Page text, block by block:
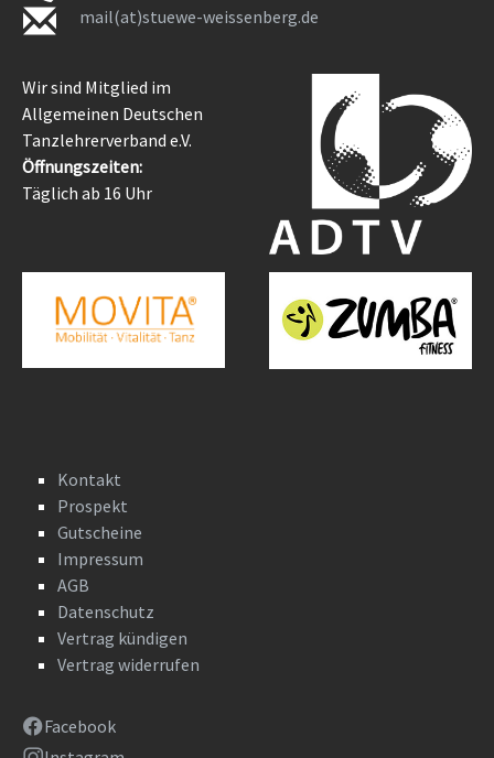
mail(at)stuewe-weissenberg.de
Wir sind Mitglied im
Allgemeinen Deutschen
Tanzlehrerverband e.V.
Öffnungszeiten:
Täglich ab 16 Uhr
Kontakt
Prospekt
Gutscheine
Impressum
AGB
Datenschutz
Vertrag kündigen
Vertrag widerrufen
Facebook